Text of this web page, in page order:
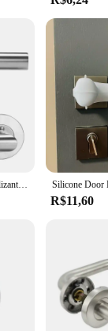
Maçaneta da porta interior deslizante, acessórios domésticos, maçaneta da porta de entrada para quarto, banheiro, aldrava
R$11,60